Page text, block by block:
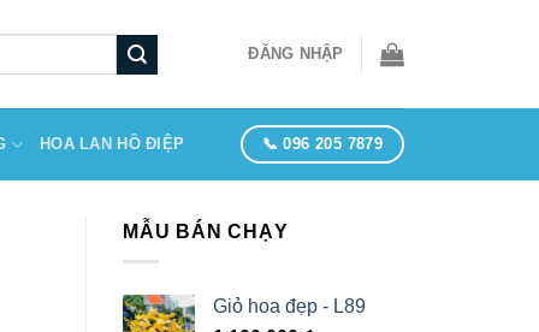
ĐĂNG NHẬP
HOA LAN HỒ ĐIỆP 📞 096 205 7879
MẪU BÁN CHẠY
Giỏ hoa đẹp - L89